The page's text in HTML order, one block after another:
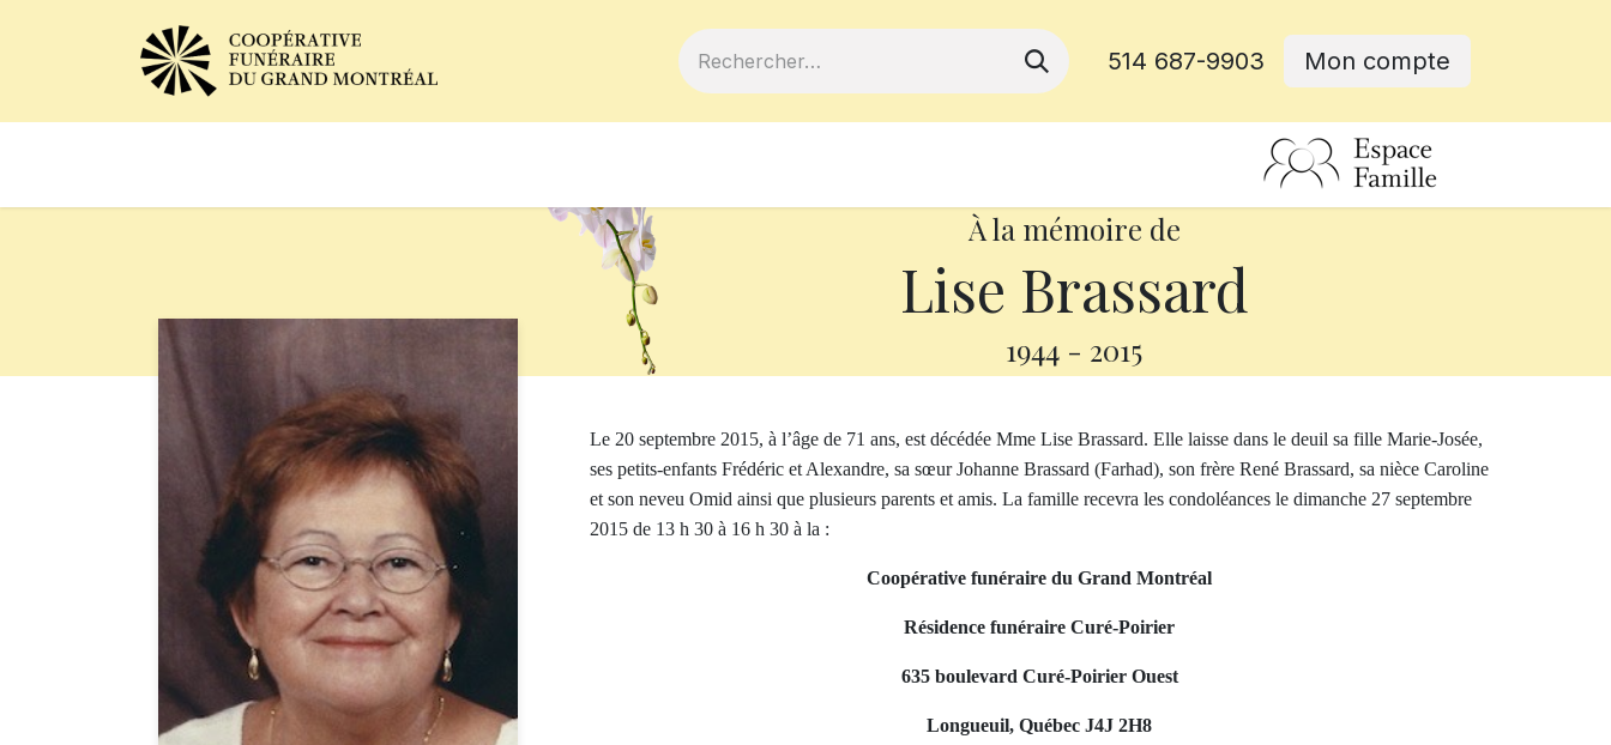
514 687-9903 Mon compte
À la mémoire de
Lise Brassard
1944 - 2015
Le 20 septembre 2015, à l’âge de 71 ans, est décédée Mme Lise Brassard. Elle laisse dans le deuil sa fille Marie-Josée,
ses petits-enfants Frédéric et Alexandre, sa sœur Johanne Brassard (Farhad), son frère René Brassard, sa nièce Caroline
et son neveu Omid ainsi que plusieurs parents et amis. La famille recevra les condoléances le dimanche 27 septembre
2015 de 13 h 30 à 16 h 30 à la :
Coopérative funéraire du Grand Montréal
Résidence funéraire Curé-Poirier
635 boulevard Curé-Poirier Ouest
Longueuil, Québec J4J 2H8